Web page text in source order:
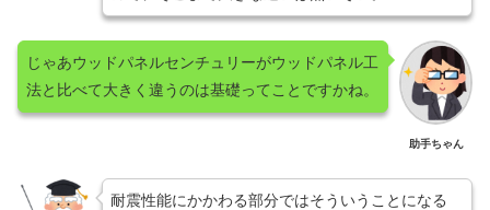
助手ちゃん
じゃあウッドパネルセンチュリーがウッドパネル工
法と比べて大きく違うのは基礎ってことですかね。
耐震性能にかかわる部分ではそういうことになる